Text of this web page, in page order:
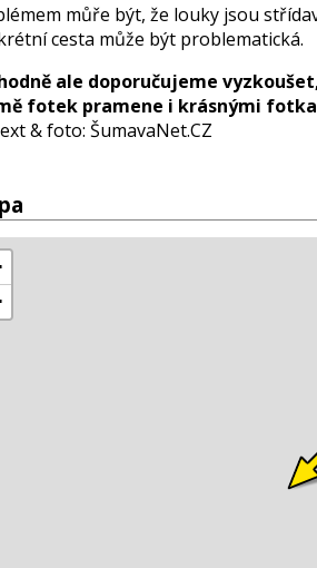
můře být, že louky jsou
cesta může být problematická.
ale doporučujeme
fotek pramene i krásnými
& foto: ŠumavaNet.CZ